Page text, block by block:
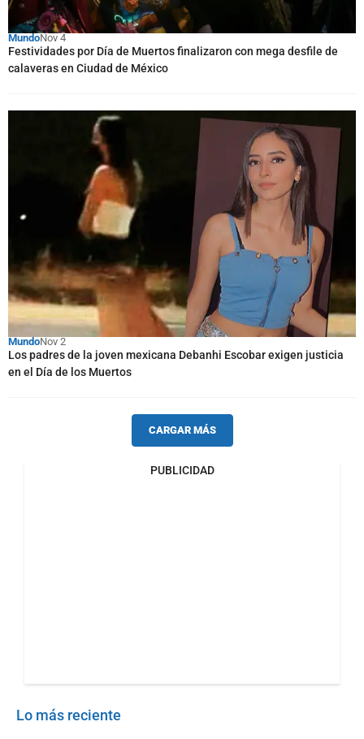
MundoNov 4
Festividades por Día de Muertos finalizaron con mega desfile de
calaveras en Ciudad de México
MundoNov 2
Los padres de la joven mexicana Debanhi Escobar exigen justicia
en el Día de los Muertos
CARGAR MÁS
PUBLICIDAD
Lo más reciente